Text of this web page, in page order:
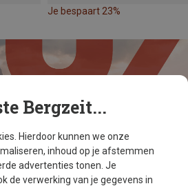
Je bespaart 23%
Bergzeit...
Hierdoor kunnen we onze
inhoud op je afstemmen
advertenties tonen. Je
de verwerking van je gegevens in